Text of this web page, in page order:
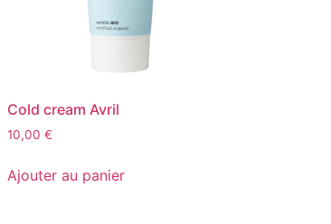
Cold cream Avril
10,00€
Ajouter au panier